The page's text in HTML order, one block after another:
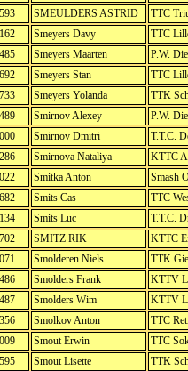
SMEULDERS ASTRID
TTC
Smeyers Davy
TTC
Smeyers Maarten
P.W.
Smeyers Stan
TTC
Smeyers Yolanda
TTK
Smirnov Alexey
P.W.
Smirnov Dmitri
T.T.C.
Smirnova Nataliya
KTTC
Smitka Anton
Smash
Smits Cas
TTC
Smits Luc
T.T.C.
SMITZ RIK
KTTC
Smolderen Niels
TTK
Smolders Frank
KTTV
Smolders Wim
KTTV
Smolkov Anton
TTC
Smout Erwin
TTC
Smout Lisette
TTK